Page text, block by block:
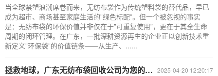
当全球禁塑浪潮席卷而来，无纺布袋作为传统塑料袋的替代品，早已
成为超市、商场甚至家庭生活的”绿色标配”。但一个被忽视的事实
是：无纺布袋的环保价值并非仅在于”可重复使用”，更在于其全生命
周期的闭环管理。在广东，一批深耕资源再生的企业正以创新技术重
新定义”环保袋”的价值链条——从生产、......
2025-04-20 12:20:17
拯救地球，广东无纺布袋回收公司为您的环保选择